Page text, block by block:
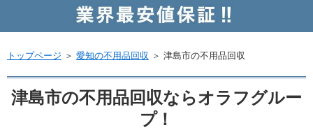
トップページ ＞ 愛知の不用品回収 ＞ 津島市の不用品回収
津島市の不用品回収ならオラフグルー
プ！